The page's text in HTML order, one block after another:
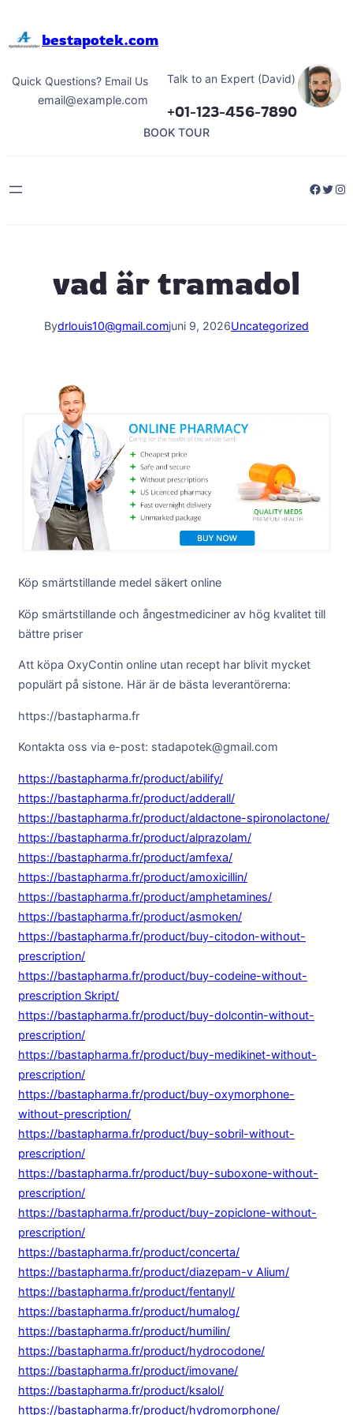
bestapotek.com
Quick Questions? Email Us
email@example.com
Talk to an Expert (David)
+01-123-456-7890
BOOK TOUR
vad är tramadol
Bydrlouis10@gmail.comjuni 9, 2026Uncategorized
Köp smärtstillande medel säkert online
Köp smärtstillande och ångestmediciner av hög kvalitet till
bättre priser
Att köpa OxyContin online utan recept har blivit mycket
populärt på sistone. Här är de bästa leverantörerna:
https://bastapharma.fr
Kontakta oss via e-post: stadapotek@gmail.com
https://bastapharma.fr/product/abilify/
https://bastapharma.fr/product/adderall/
https://bastapharma.fr/product/aldactone-spironolactone/
https://bastapharma.fr/product/alprazolam/
https://bastapharma.fr/product/amfexa/
https://bastapharma.fr/product/amoxicillin/
https://bastapharma.fr/product/amphetamines/
https://bastapharma.fr/product/asmoken/
https://bastapharma.fr/product/buy-citodon-without-
prescription/
https://bastapharma.fr/product/buy-codeine-without-
prescription Skript/
https://bastapharma.fr/product/buy-dolcontin-without-
prescription/
https://bastapharma.fr/product/buy-medikinet-without-
prescription/
https://bastapharma.fr/product/buy-oxymorphone-
without-prescription/
https://bastapharma.fr/product/buy-sobril-without-
prescription/
https://bastapharma.fr/product/buy-suboxone-without-
prescription/
https://bastapharma.fr/product/buy-zopiclone-without-
prescription/
https://bastapharma.fr/product/concerta/
https://bastapharma.fr/product/diazepam-v Alium/
https://bastapharma.fr/product/fentanyl/
https://bastapharma.fr/product/humalog/
https://bastapharma.fr/product/humilin/
https://bastapharma.fr/product/hydrocodone/
https://bastapharma.fr/product/imovane/
https://bastapharma.fr/product/ksalol/
https://bastapharma.fr/product/hydromorphone/